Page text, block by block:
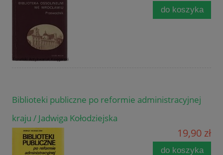
do koszyka
Biblioteki publiczne po reformie administracyjnej
kraju / Jadwiga Kołodziejska
19,90 zł
do koszyka